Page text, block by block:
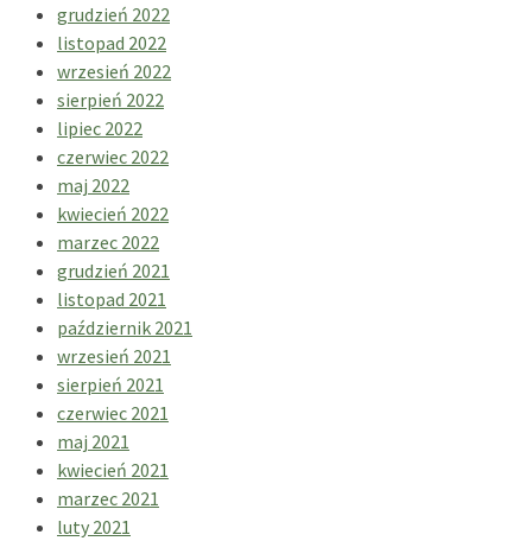
grudzień 2022
listopad 2022
wrzesień 2022
sierpień 2022
lipiec 2022
czerwiec 2022
maj 2022
kwiecień 2022
marzec 2022
grudzień 2021
listopad 2021
październik 2021
wrzesień 2021
sierpień 2021
czerwiec 2021
maj 2021
kwiecień 2021
marzec 2021
luty 2021